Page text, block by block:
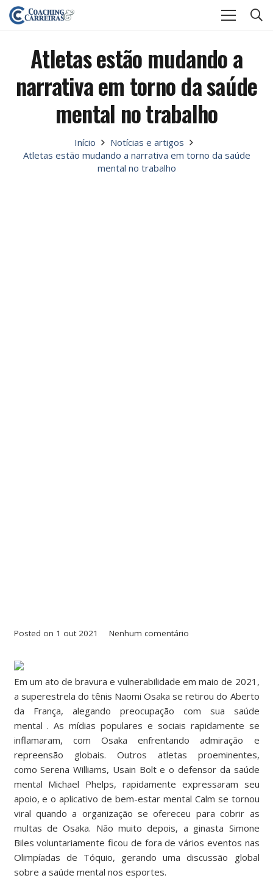
Atletas estão mudando a
narrativa em torno da saúde
mental no trabalho
Início
Notícias e artigos
Atletas estão mudando a narrativa em torno da saúde
mental no trabalho
Posted on 1 out 2021 Nenhum comentário
Em um ato de bravura e vulnerabilidade em maio de 2021,
a superestrela do tênis Naomi Osaka se retirou do Aberto
da França, alegando preocupação com sua saúde
mental . As mídias populares e sociais rapidamente se
inflamaram, com Osaka enfrentando admiração e
repreensão globais. Outros atletas proeminentes,
comoSerena Williams, Usain Bolte o defensor da saúde
mental Michael Phelps, rapidamente expressaram seu
apoio, e o aplicativo de bem-estar mental Calm se tornou
viral quando a organização se ofereceu para cobrir as
multas de Osaka. Não muito depois, a ginasta Simone
Biles voluntariamente ficou de fora de vários eventos nas
Olimpíadas de Tóquio, gerando uma discussão global
sobre a saúde mental nos esportes.